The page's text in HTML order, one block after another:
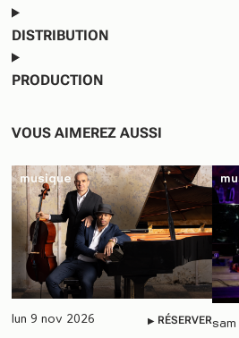
DISTRIBUTION
PRODUCTION
VOUS AIMEREZ AUSSI
musique
lun 9 nov 2026 RÉSERVERsam